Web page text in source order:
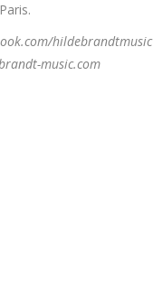
hildebrandtmusic
music.com